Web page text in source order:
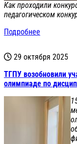
Как проходили
педагогическом
Подробнее
29 октября 2025
ТГПУ возобновили
олимпиаде по